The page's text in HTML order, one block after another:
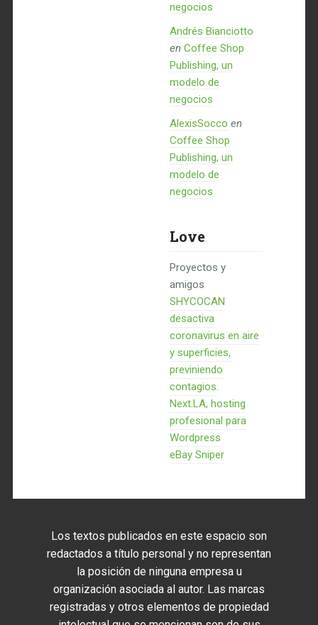
negocios
Andrés Bianciotto
en Coffee Shop
Publishing, un
modelo de
negocios
AlexisSocco en
Coffee Shop
Publishing, un
modelo de
negocios
Love
Proyectos y
amigos
SHYCOCAN
desactiva
coronavirus en aire
y superficies,
previniendo
contagios.
Next.LA, hosting
profesional para
Wordpress
eBay Sniper
Los textos publicados en este espacio son
redactados a título personal y no representan
la posición de ninguna empresa u
organización asociada al autor. Las marcas
registradas y otros elementos de propiedad